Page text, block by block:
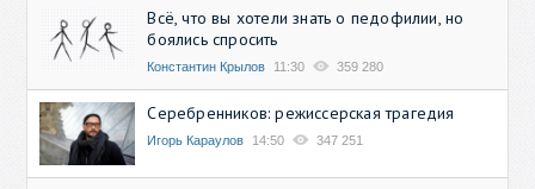
Всё, что вы хотели знать о педофилии, но
боялись спросить
Константин Крылов 11:30 359 280
Серебренников: режиссерская трагедия
Игорь Караулов 14:50 347 251